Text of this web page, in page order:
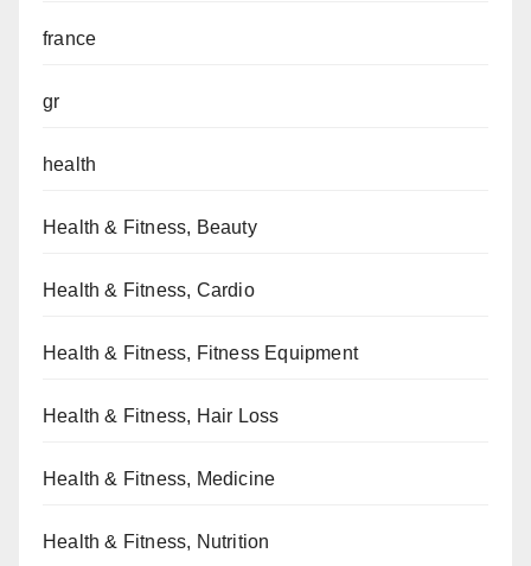
france
gr
health
Health & Fitness, Beauty
Health & Fitness, Cardio
Health & Fitness, Fitness Equipment
Health & Fitness, Hair Loss
Health & Fitness, Medicine
Health & Fitness, Nutrition